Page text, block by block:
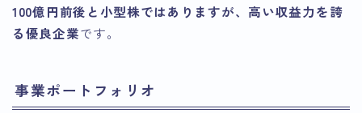
100億円前後と小型株ではありますが、高い収益力を誇
る優良企業です。
事業ポートフォリオ